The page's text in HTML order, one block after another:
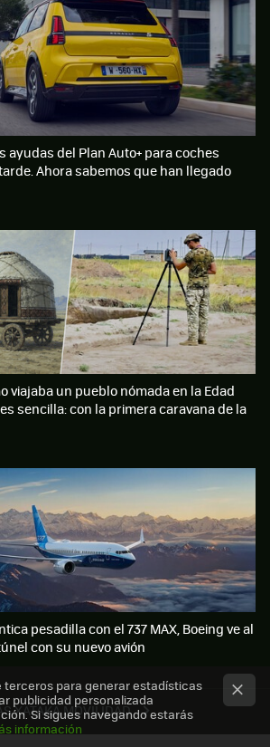
XATAKA MOVILIDAD
ayudas del Plan Auto+ para coches
Ahora sabemos que han llegado
viajaba un pueblo nómada en la Edad
sencilla: con la primera caravana de la
pesadilla con el 737 MAX, Boeing ve al
con su nuevo avión
terceros para generar estadísticas
publicidad personalizada
Si sigues navegando estarás
información